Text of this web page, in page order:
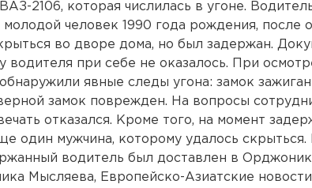
2106, которая числилась в угоне.
человек 1990 года рождения, после
во дворе дома, но был задержан.
водителя при себе не оказалось. При
явные следы угона: замок
замок поврежден. На вопросы
отказался. Кроме того, на момент
один мужчина, которому удалось
водитель был доставлен в
Мысляева, Европейско-Азиатские